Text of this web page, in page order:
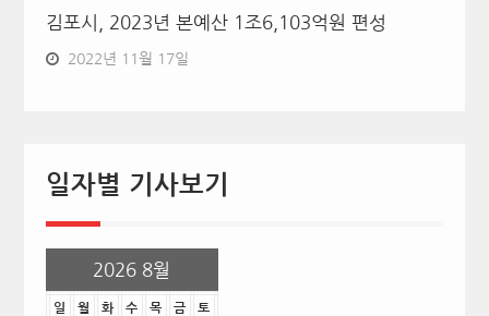
김포시, 2023년 본예산 1조6,103억원 편성
2022년 11월 17일
일자별 기사보기
2026 8월
일 월 화 수 목 금 토